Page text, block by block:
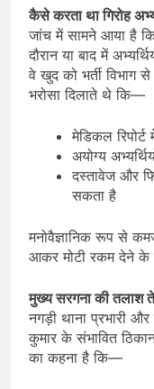
कैसे करता था गिरोह
जांच में सामने आया है
दौरान या बाद में
वे खुद को भर्ती विभाग
भरोसा दिलाते थे कि—
मेडिकल
अयोग्य
दस्तावेज और
सकता है
मनोवैज्ञानिक रूप से
आकर मोटी रकम देने के
मुख्य सरगना की तलाश
नगड़ी थाना प्रभारी
कुमार के संभावित
का कहना है कि—